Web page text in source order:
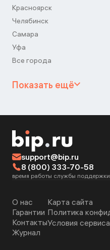
Красноярск
Челябинск
Самара
Уфа
Все города
Показать ещё
support@bip.ru
8 (800) 333-70-58
время работы службы
О нас
Гарантии
Контакты
Журнал
Карта сайта
Политика
Условия сервиса